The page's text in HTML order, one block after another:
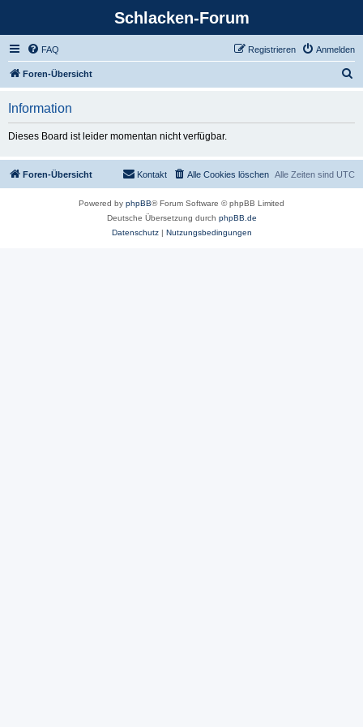
Schlacken-Forum
FAQ Anmelden
Registrieren
Foren-Übersicht
Information
Dieses Board ist leider momentan nicht verfügbar.
Foren-Übersicht Alle Zeiten sind UTC
Alle Cookies löschen
Kontakt
Powered by phpBB® Forum Software © phpBB Limited
Deutsche Übersetzung durch phpBB.de
Datenschutz| Nutzungsbedingungen